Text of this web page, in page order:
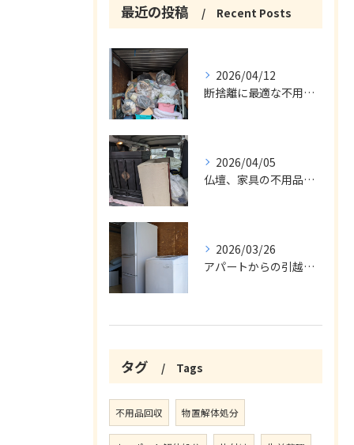
最近の投稿 Recent Posts
2026/04/12
断捨離に最適な不用品回収サービス
2026/04/05
仏壇、家具の不用品回収
2026/03/26
アパートからの引越の不用品回収
タグ Tags
不用品回収 物置解体処分